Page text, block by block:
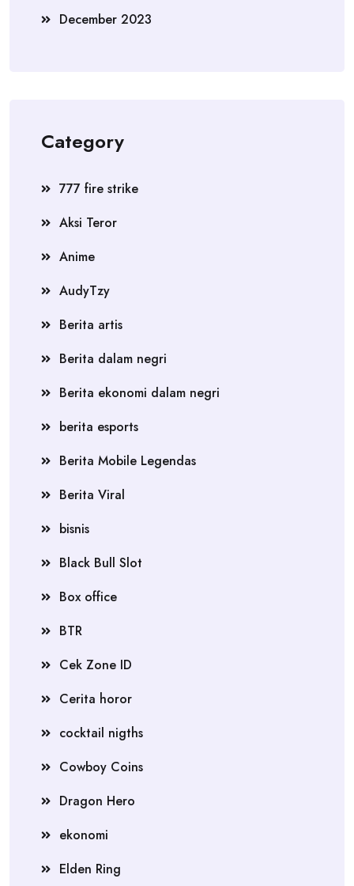
December 2023
Category
777 fire strike
Aksi Teror
Anime
AudyTzy
Berita artis
Berita dalam negri
Berita ekonomi dalam negri
berita esports
Berita Mobile Legendas
Berita Viral
bisnis
Black Bull Slot
Box office
BTR
Cek Zone ID
Cerita horor
cocktail nigths
Cowboy Coins
Dragon Hero
ekonomi
Elden Ring